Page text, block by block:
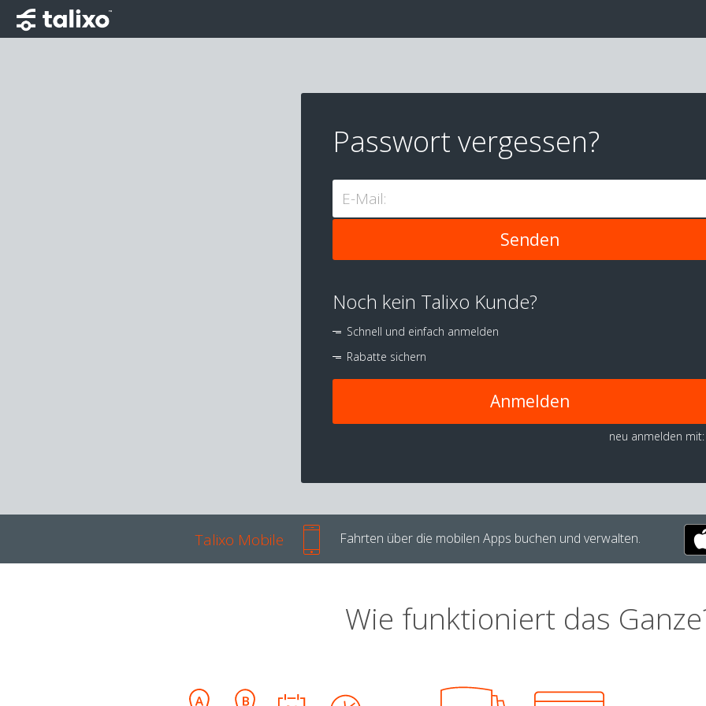
Passwort vergessen?
E-Mail:
Noch kein Talixo Kunde?
Schnell und einfach anmelden
Rabatte sichern
Anmelden
neu anmelden mit:
Talixo Mobile Fahrten über die mobilen Apps buchen und verwalten.
Wie funktioniert das